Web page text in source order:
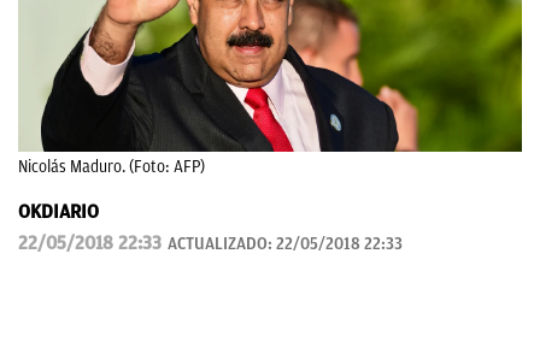
Nicolás Maduro. (Foto: AFP)
OKDIARIO
22/05/2018 22:33 ACTUALIZADO: 22/05/2018 22:33